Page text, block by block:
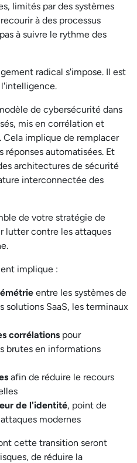
limités par des systèmes
à des processus
à suivre le rythme des
radical s'impose. Il est
l'intelligence.
de cybersécurité dans
mis en corrélation et
Cela implique de remplacer
réponses automatisées. Et
architectures de sécurité
interconnectée des
de votre stratégie de
lutter contre les attaques
implique :
entre les systèmes de
solutions SaaS, les terminaux
corrélations pour
brutes en informations
afin de réduire le recours
de l'identité, point de
modernes
cette transition seront
de réduire la